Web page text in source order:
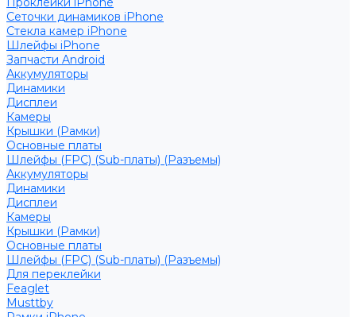
Сеточки динамиков iPhone
Стекла камер iPhone
Шлейфы iPhone
Запчасти Android
Аккумуляторы
Динамики
Дисплеи
Камеры
Крышки (Рамки)
Основные платы
Шлейфы (FPC) (Sub-платы) (Разъемы)
Аккумуляторы
Динамики
Дисплеи
Камеры
Крышки (Рамки)
Основные платы
Шлейфы (FPC) (Sub-платы) (Разъемы)
Для переклейки
Feaglet
Musttby